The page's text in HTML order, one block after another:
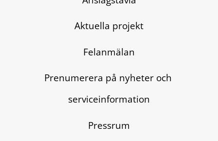
Aktuella projekt
Felanmälan
Prenumerera på nyheter och
serviceinformation
Pressrum